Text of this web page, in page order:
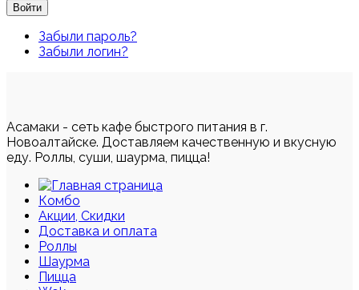
Войти
Забыли пароль?
Забыли логин?
Асамаки - сеть кафе быстрого питания в г.
Новоалтайске. Доставляем качественную и вкусную
еду. Роллы, суши, шаурма, пицца!
Комбо
Акции, Скидки
Доставка и оплата
Роллы
Шаурма
Пицца